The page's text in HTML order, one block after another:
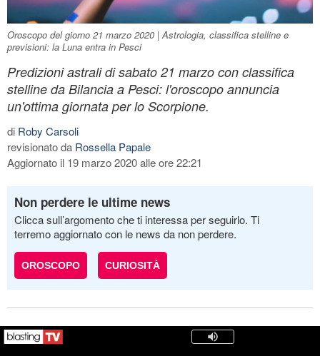
Oroscopo del giorno 21 marzo 2020 | Astrologia, classifica stelline e
previsioni: la Luna entra in Pesci
Predizioni astrali di sabato 21 marzo con classifica
stelline da Bilancia a Pesci: l'oroscopo annuncia
un'ottima giornata per lo Scorpione.
di Roby Carsoli
revisionato da Rossella Papale
Aggiornato il 19 marzo 2020 alle ore 22:21
Non perdere le ultime news
Clicca sull’argomento che ti interessa per seguirlo. Ti
terremo aggiornato con le news da non perdere.
OROSCOPO CURIOSITÀ